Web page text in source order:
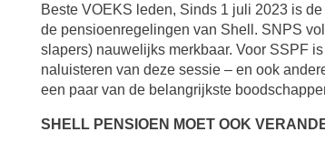
Beste VOEKS leden, Sinds 1 juli 2023 is
de pensioenregelingen van Shell. SNPS
slapers) nauwelijks merkbaar. Voor SSPF
naluisteren van deze sessie – en ook
een paar van de belangrijkste
SHELL PENSIOEN MOET OOK